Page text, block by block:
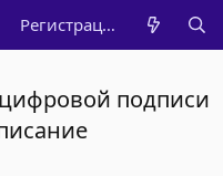
Регистрация
подписи